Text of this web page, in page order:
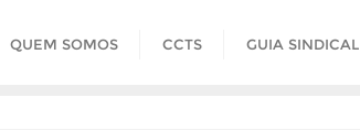
QUEM SOMOS CCTS GUIA SINDICAL